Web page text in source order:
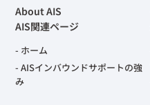
About AIS
AIS関連ページ
ホーム
AISインバウンドサポートの強
み